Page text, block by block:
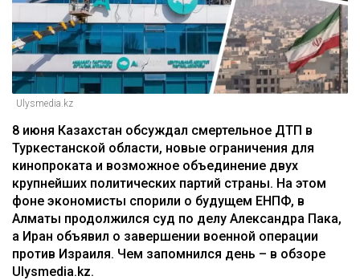
Ulysmedia.kz
8 июня Казахстан обсуждал смертельное ДТП в
Туркестанской области, новые ограничения для
кинопроката и возможное объединение двух
крупнейших политических партий страны. На этом
фоне экономисты спорили о будущем ЕНПФ, в
Алматы продолжился суд по делу Александра Пака,
а Иран объявил о завершении военной операции
против Израиля. Чем запомнился день – в обзоре
Ulysmedia.kz.